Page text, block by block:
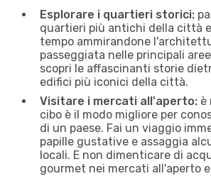
Esplorare i quartieri storici:
quartieri più antichi della città
tempo ammirandone
passeggiata nelle principali
scopri le affascinanti storie
edifici più iconici della città.
Visitare i mercati all'aperto: è
cibo è il modo migliore per
di un paese. Fai un viaggio
papille gustative e assaggia
locali. E non dimenticare di
gourmet nei mercati all'aperto